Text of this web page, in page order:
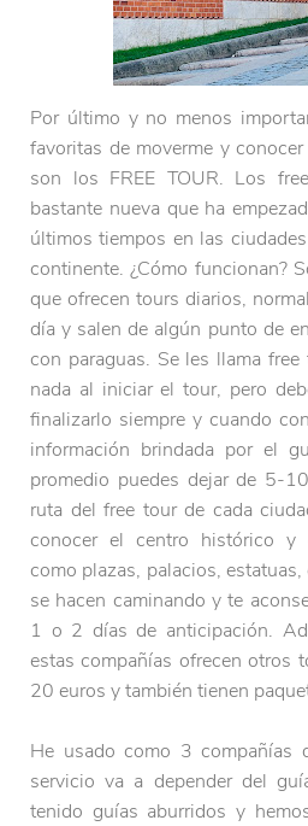
Por último y no menos
favoritas de moverme y
son los FREE TOUR. Los
bastante nueva que ha
últimos tiempos en las
continente. ¿Cómo funcionan?
que ofrecen tours diarios,
día y salen de algún punto de
con paraguas. Se les llama
nada al iniciar el tour, pero
finalizarlo siempre y cuando
información brindada por el
promedio puedes dejar de 5-
ruta del free tour de cada
conocer el centro histórico y
como plazas, palacios,
se hacen caminando y te
1 o 2 días de anticipación.
estas compañías ofrecen otros
20 euros y también tienen
He usado como 3 compañías
servicio va a depender del
tenido guías aburridos y